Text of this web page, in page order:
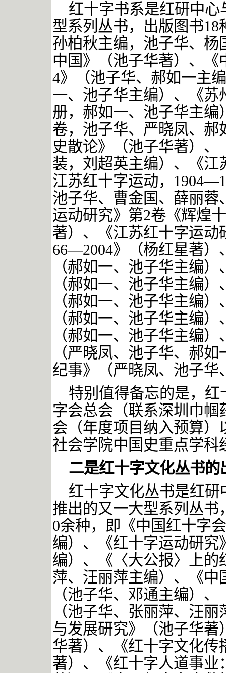
红十字书系是红研中
型系列丛书，出版图书18
孙柏秋主编，池子华、
中国》（池子华著）、《
4》（池子华、郝如一主
一、池子华主编）、《
册，郝如一、池子华主编
卷，池子华、严晓凤、
史散论》（池子华著）
装，刘超英主编）、《江
江苏红十字运动，
池子华、曹金国、薛丽
运动研究》第2卷《辉煌
著）、《江苏红十字运动
66—2004》（杨红星著）
（郝如一、池子华主编
（郝如一、池子华主编
（郝如一、池子华主编
（郝如一、池子华主编
（郝如一、池子华主编
（严晓凤、池子华、郝
纪事》（严晓凤、池子华
特别值得备忘的是，
字会总会（联系深圳巾
会（年度项目纳入预算
社会学院中国史重点学科
二是红十字文化丛书的
红十字文化丛书是红
推出的又一大型系列丛
0余种，即《中国红十字
编）、《红十字运动研
编）、《〈大公报〉上
萍、汪丽萍主编）、《中
（池子华、邓通主编）
（池子华、张丽萍、汪
与发展研究》（池子华
华著）、《红十字文化
著）、《红十字人道事